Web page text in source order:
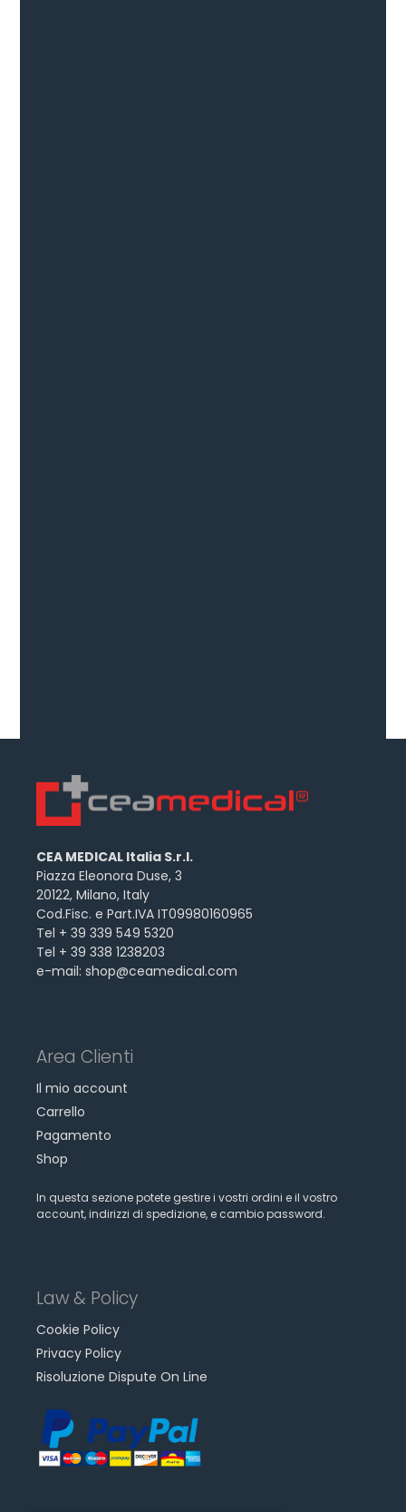
CEA MEDICAL Italia S.r.l.
Piazza Eleonora Duse, 3
20122, Milano, Italy
Cod.Fisc. e Part.IVA IT09980160965
Tel + 39 339 549 5320
Tel + 39 338 1238203
e-mail: shop@ceamedical.com
Area Clienti
Il mio account
Carrello
Pagamento
Shop
In questa sezione potete gestire i vostri ordini e il vostro
account, indirizzi di spedizione, e cambio password.
Law & Policy
Cookie Policy
Privacy Policy
Risoluzione Dispute On Line